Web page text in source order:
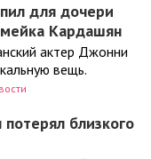
для дочери
Кардашян
актер Джонни
вещь.
близкого